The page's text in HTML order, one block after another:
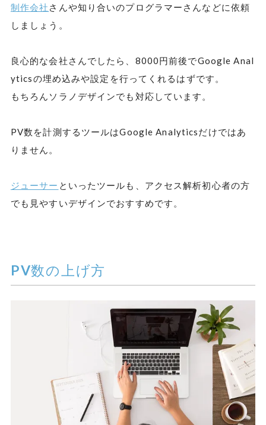
制作会社 さんや知り合いのプログラマーさんなどに依頼
しましょう。
良心的な会社さんでしたら、8000円前後でGoogle Anal
yticsの埋め込みや設定を行ってくれるはずです。
もちろんソラノデザインでも対応しています。
PV数を計測するツールはGoogle Analyticsだけではあ
りません。
ジューサー といったツールも、アクセス解析初心者の方
でも見やすいデザインでおすすめです。
PV数の上げ方